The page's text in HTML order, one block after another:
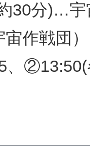
30分)…
作戦団）
、②13:50(